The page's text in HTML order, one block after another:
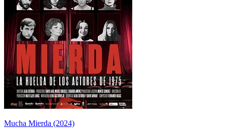
Mucha Mierda (2024)